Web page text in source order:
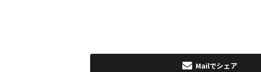
Mailでシェア